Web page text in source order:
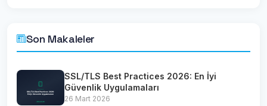
Son Makaleler
SSL/TLS Best Practices 2026: En İyi
Güvenlik Uygulamaları
26 Mart 2026